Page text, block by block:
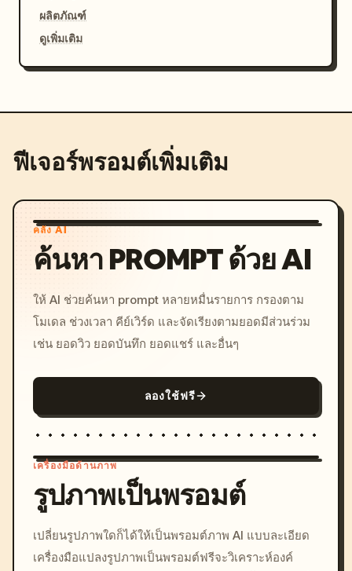
ผลิตภัณฑ์
ดูเพิ่มเติม
ฟีเจอร์พรอมต์เพิ่มเติม
คลัง AI
ค้นหา PROMPT ด้วย AI
ให้ AI ช่วยค้นหา prompt หลายหมื่นรายการ กรองตาม
โมเดล ช่วงเวลา คีย์เวิร์ด และจัดเรียงตามยอดมีส่วนร่วม
เช่น ยอดวิว ยอดบันทึก ยอดแชร์ และอื่นๆ
ลองใช้ฟรี
c, cyberpunk sunset, neon
colors, 8k --v 6.0
เครื่องมือด้านภาพ
รูปภาพเป็นพรอมต์
เปลี่ยนรูปภาพใดก็ได้ให้เป็นพรอมต์ภาพ AI แบบละเอียด
เครื่องมือแปลงรูปภาพเป็นพรอมต์ฟรีจะวิเคราะห์องค์